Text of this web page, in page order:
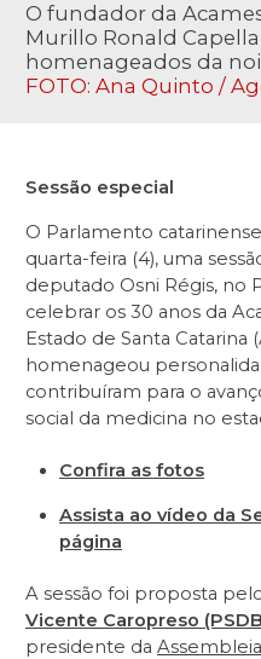
O fundador da
Murillo Ronald
homenageados da
FOTO: Ana Quinto /
Sessão especial
O Parlamento
quarta-feira (4), uma
deputado Osni Régis, no
celebrar os 30 anos da
Estado de Santa Catarina
homenageou
contribuíram para o
social da medicina no
Confira as fotos
Assista ao vídeo da
página
A sessão foi proposta
Vicente Caropreso
presidente da